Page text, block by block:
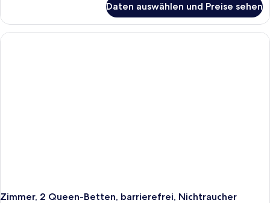
1 King-
Bett,
Nichtraucher
Daten auswählen und Preise sehen
Zimmer, 2 Queen-Betten, barrierefrei, Nichtraucher